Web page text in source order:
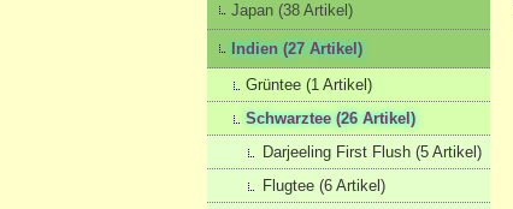
Japan (38 Artikel)
Indien (27 Artikel)
Grüntee (1 Artikel)
Schwarztee (26 Artikel)
Darjeeling First Flush (5 Artikel)
Flugtee (6 Artikel)